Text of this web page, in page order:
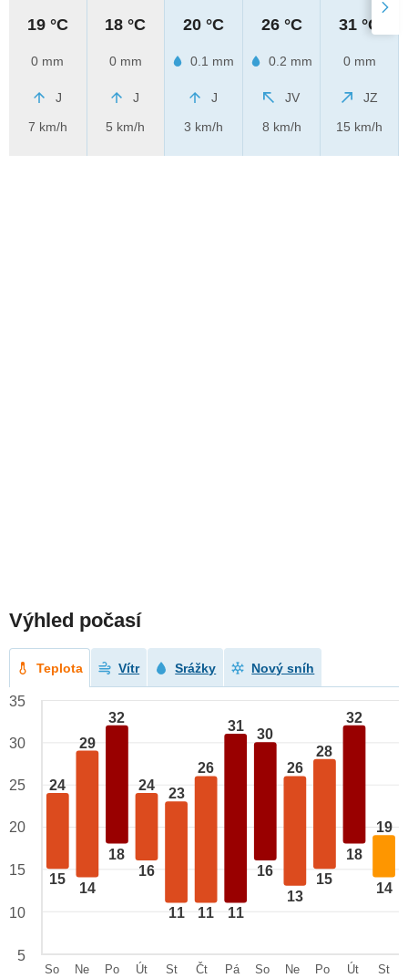
19 °C
0 mm
J
7 km/h
18 °C
0 mm
J
5 km/h
20 °C
0.1 mm
J
3 km/h
26 °C
0.2 mm
JV
8 km/h
31 °C
0 mm
JZ
15 km/h
Výhled počasí
Teplota Vítr Srážky Nový sníh
24
15
29
14
32
18
24
16
23
11
26
11
31
11
30
16
26
13
28
15
32
18
19
14
35
30
25
20
15
10
5
So
Ne
Po
Út
St
Čt
Pá
So
Ne
Po
Út
St